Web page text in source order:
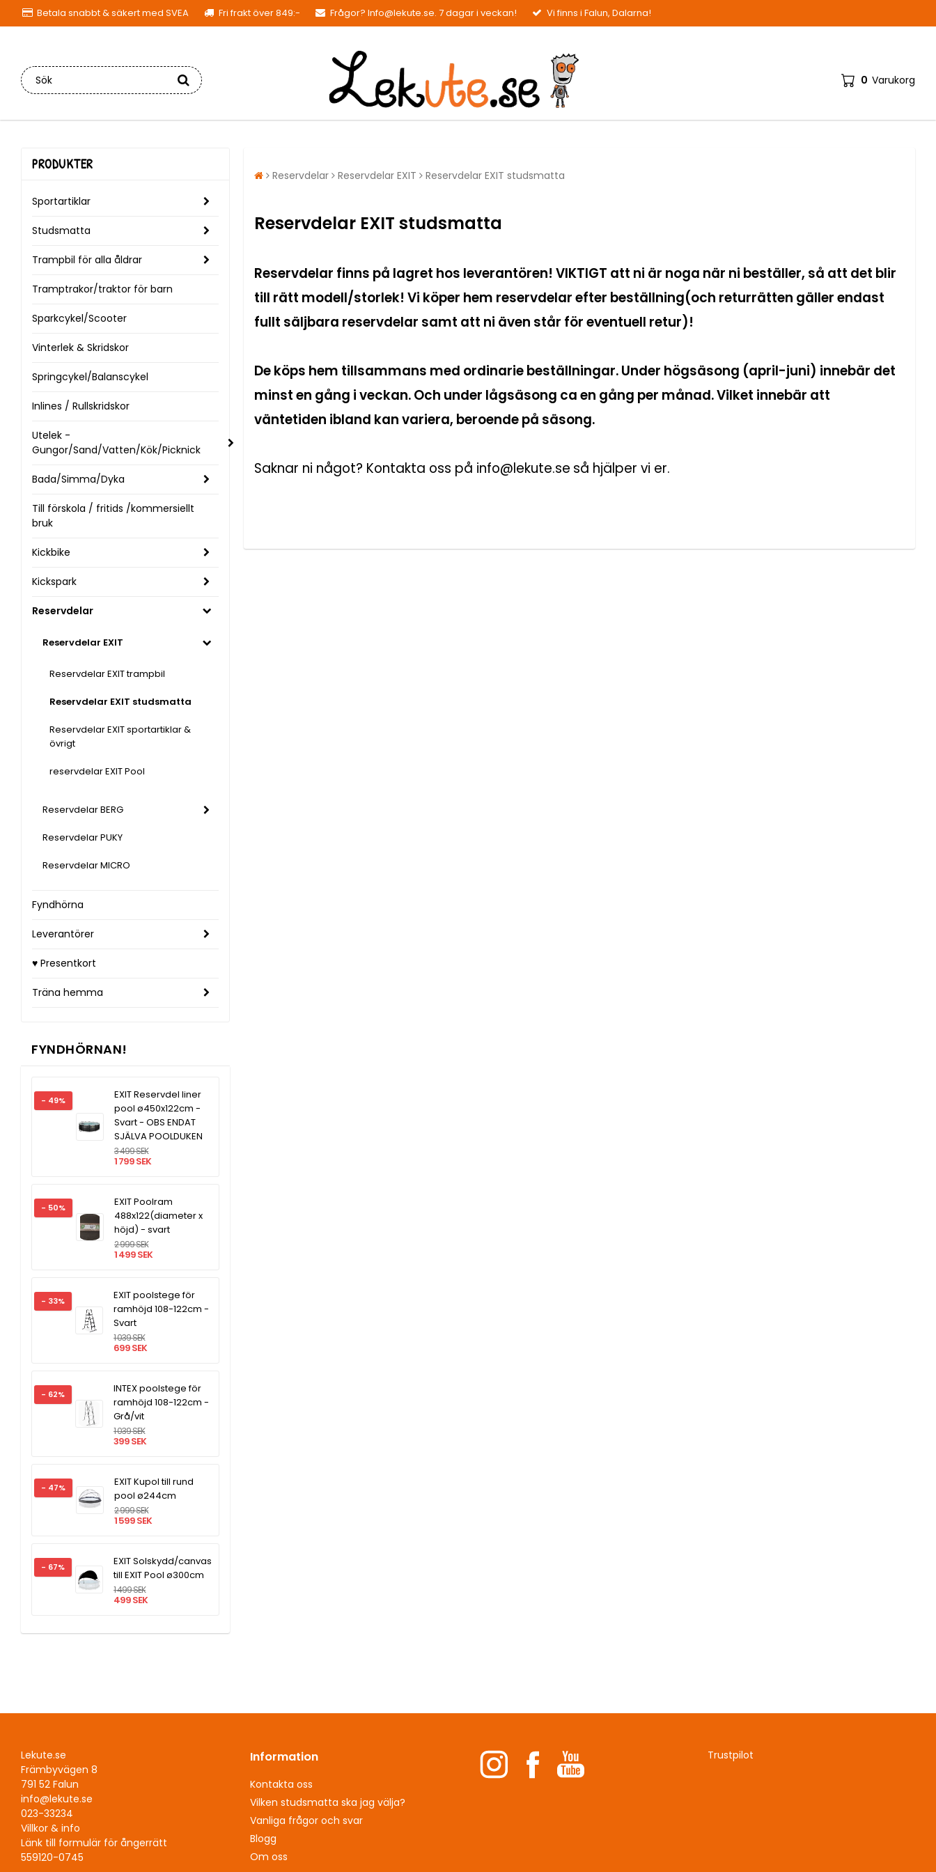
Betala snabbt & säkert med SVEA Fri frakt över 849:- Frågor? Info@lekute.se. 7 dagar i veckan! Vi finns i Falun, Dalarna!
0 Varukorg
PRODUKTER
Sportartiklar
Studsmatta
Trampbil för alla åldrar
Tramptrakor/traktor för barn
Sparkcykel/Scooter
Vinterlek & Skridskor
Springcykel/Balanscykel
Inlines / Rullskridskor
Utelek -
Gungor/Sand/Vatten/Kök/Picknick
Bada/Simma/Dyka
Till förskola / fritids /kommersiellt
bruk
Kickbike
Kickspark
Reservdelar
Reservdelar EXIT
Reservdelar EXIT trampbil
Reservdelar EXIT studsmatta
Reservdelar EXIT sportartiklar &
övrigt
reservdelar EXIT Pool
Reservdelar BERG
Reservdelar PUKY
Reservdelar MICRO
Fyndhörna
Leverantörer
♥ Presentkort
Träna hemma
FYNDHÖRNAN!
- 49%
EXIT Reservdel liner
pool ø450x122cm -
Svart - OBS ENDAT
SJÄLVA POOLDUKEN
3 499 SEK
1 799 SEK
- 50%
EXIT Poolram
488x122(diameter x
höjd) - svart
2 999 SEK
1 499 SEK
- 33%
EXIT poolstege för
ramhöjd 108-122cm -
Svart
1 039 SEK
699 SEK
- 62%
INTEX poolstege för
ramhöjd 108-122cm -
Grå/vit
1 039 SEK
399 SEK
- 47%
EXIT Kupol till rund
pool ø244cm
2 999 SEK
1 599 SEK
- 67%
EXIT Solskydd/canvas
till EXIT Pool ø300cm
1 499 SEK
499 SEK
Reservdelar Reservdelar EXIT Reservdelar EXIT studsmatta
Reservdelar EXIT studsmatta
Reservdelar finns på lagret hos leverantören! VIKTIGT att ni är noga när ni beställer, så att det blir
till rätt modell/storlek! Vi köper hem reservdelar efter beställning(och returrätten gäller endast
fullt säljbara reservdelar samt att ni även står för eventuell retur)!
De köps hem tillsammans med ordinarie beställningar. Under högsäsong (april-juni) innebär det
minst en gång i veckan. Och under lågsäsong ca en gång per månad. Vilket innebär att
väntetiden ibland kan variera, beroende på säsong.
Saknar ni något? Kontakta oss på info@lekute.se så hjälper vi er.
Lekute.se
Främbyvägen 8
791 52 Falun
info@lekute.se
023-33234
Villkor & info
Länk till formulär för ångerrätt
559120-0745
Information
Kontakta oss
Vilken studsmatta ska jag välja?
Vanliga frågor och svar
Blogg
Om oss
Trustpilot